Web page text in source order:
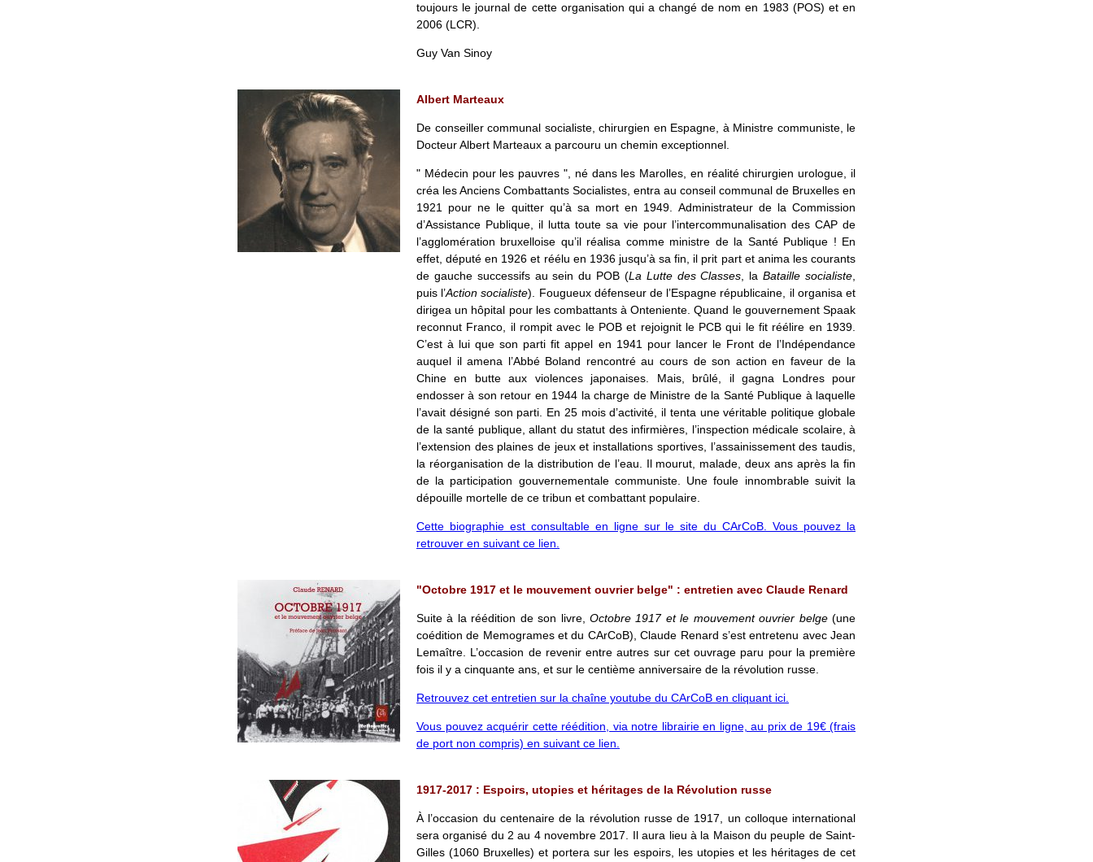
toujours le journal de cette organisation qui a changé de nom en 1983 (POS) et en
2006 (LCR).
Guy Van Sinoy
Albert Marteaux
De conseiller communal socialiste, chirurgien en Espagne, à Ministre communiste, le
Docteur Albert Marteaux a parcouru un chemin exceptionnel.
" Médecin pour les pauvres ", né dans les Marolles, en réalité chirurgien urologue, il
créa les Anciens Combattants Socialistes, entra au conseil communal de Bruxelles en
1921 pour ne le quitter qu’à sa mort en 1949. Administrateur de la Commission
d’Assistance Publique, il lutta toute sa vie pour l’intercommunalisation des CAP de
l’agglomération bruxelloise qu’il réalisa comme ministre de la Santé Publique ! En
effet, député en 1926 et réélu en 1936 jusqu’à sa fin, il prit part et anima les courants
de gauche successifs au sein du POB (La Lutte des Classes , laBataille socialiste
puis l’Action socialiste). Fougueux défenseur de l’Espagne républicaine, il organisa et
dirigea un hôpital pour les combattants à Onteniente. Quand le gouvernement Spaak
reconnut Franco, il rompit avec le POB et rejoignit le PCB qui le fit réélire en 1939.
C’est à lui que son parti fit appel en 1941 pour lancer le Front de l’Indépendance
auquel il amena l’Abbé Boland rencontré au cours de son action en faveur de la
Chine en butte aux violences japonaises. Mais, brûlé, il gagna Londres pour
endosser à son retour en 1944 la charge de Ministre de la Santé Publique à laquelle
l’avait désigné son parti. En 25 mois d’activité, il tenta une véritable politique globale
de la santé publique, allant du statut des infirmières, l’inspection médicale scolaire, à
l’extension des plaines de jeux et installations sportives, l’assainissement des taudis,
la réorganisation de la distribution de l’eau. Il mourut, malade, deux ans après la fin
de la participation gouvernementale communiste. Une foule innombrable suivit la
dépouille mortelle de ce tribun et combattant populaire.
Cette biographie est consultable en ligne sur le site du CArCoB. Vous pouvez la
retrouver en suivant ce lien.
"Octobre 1917 et le mouvement ouvrier belge" : entretien avec Claude Renard
Suite à la réédition de son livre, Octobre 1917 et le mouvement ouvrier belge(une
coédition de Memogrames et du CArCoB), Claude Renard s’est entretenu avec Jean
Lemaître. L’occasion de revenir entre autres sur cet ouvrage paru pour la première
fois il y a cinquante ans, et sur le centième anniversaire de la révolution russe.
Retrouvez cet entretien sur la chaîne youtube du CArCoB en cliquant ici.
Vous pouvez acquérir cette réédition, via notre librairie en ligne, au prix de 19€ (frais
de port non compris) en suivant ce lien.
1917-2017 : Espoirs, utopies et héritages de la Révolution russe
À l’occasion du centenaire de la révolution russe de 1917, un colloque international
sera organisé du 2 au 4 novembre 2017. Il aura lieu à la Maison du peuple de Saint-
Gilles (1060 Bruxelles) et portera sur les espoirs, les utopies et les héritages de cet